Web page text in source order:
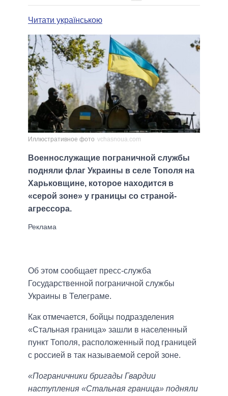
Читати українською
Иллюстративное фото vchasnoua.com
Военнослужащие пограничной службы
подняли флаг Украины в селе Тополя на
Харьковщине, которое находится в
«серой зоне» у границы со страной-
агрессора.
Об этом сообщает пресс-служба
Государственной пограничной службы
Украины в Телеграме.
Как отмечается, бойцы подразделения
«Стальная граница» зашли в населенный
пункт Тополя, расположенный под границей
с россией в так называемой серой зоне.
«Пограничники бригады Гвардии
наступления «Стальная граница» подняли